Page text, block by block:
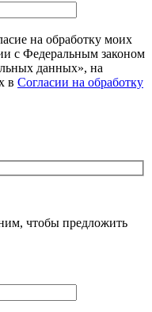
на обработку моих
с Федеральным законом
данных», на
в Согласии на обработку
чтобы предложить